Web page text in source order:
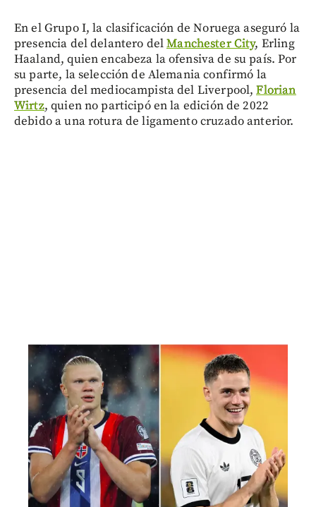
En el Grupo I, la clasificación de Noruega aseguró la
presencia del delantero delManchester City, Erling
Haaland, quien encabeza la ofensiva de su país. Por
su parte, la selección de Alemania confirmó la
presencia del mediocampista del Liverpool,Florian
Wirtz, quien no participó en la edición de 2022
debido a una rotura de ligamento cruzado anterior.